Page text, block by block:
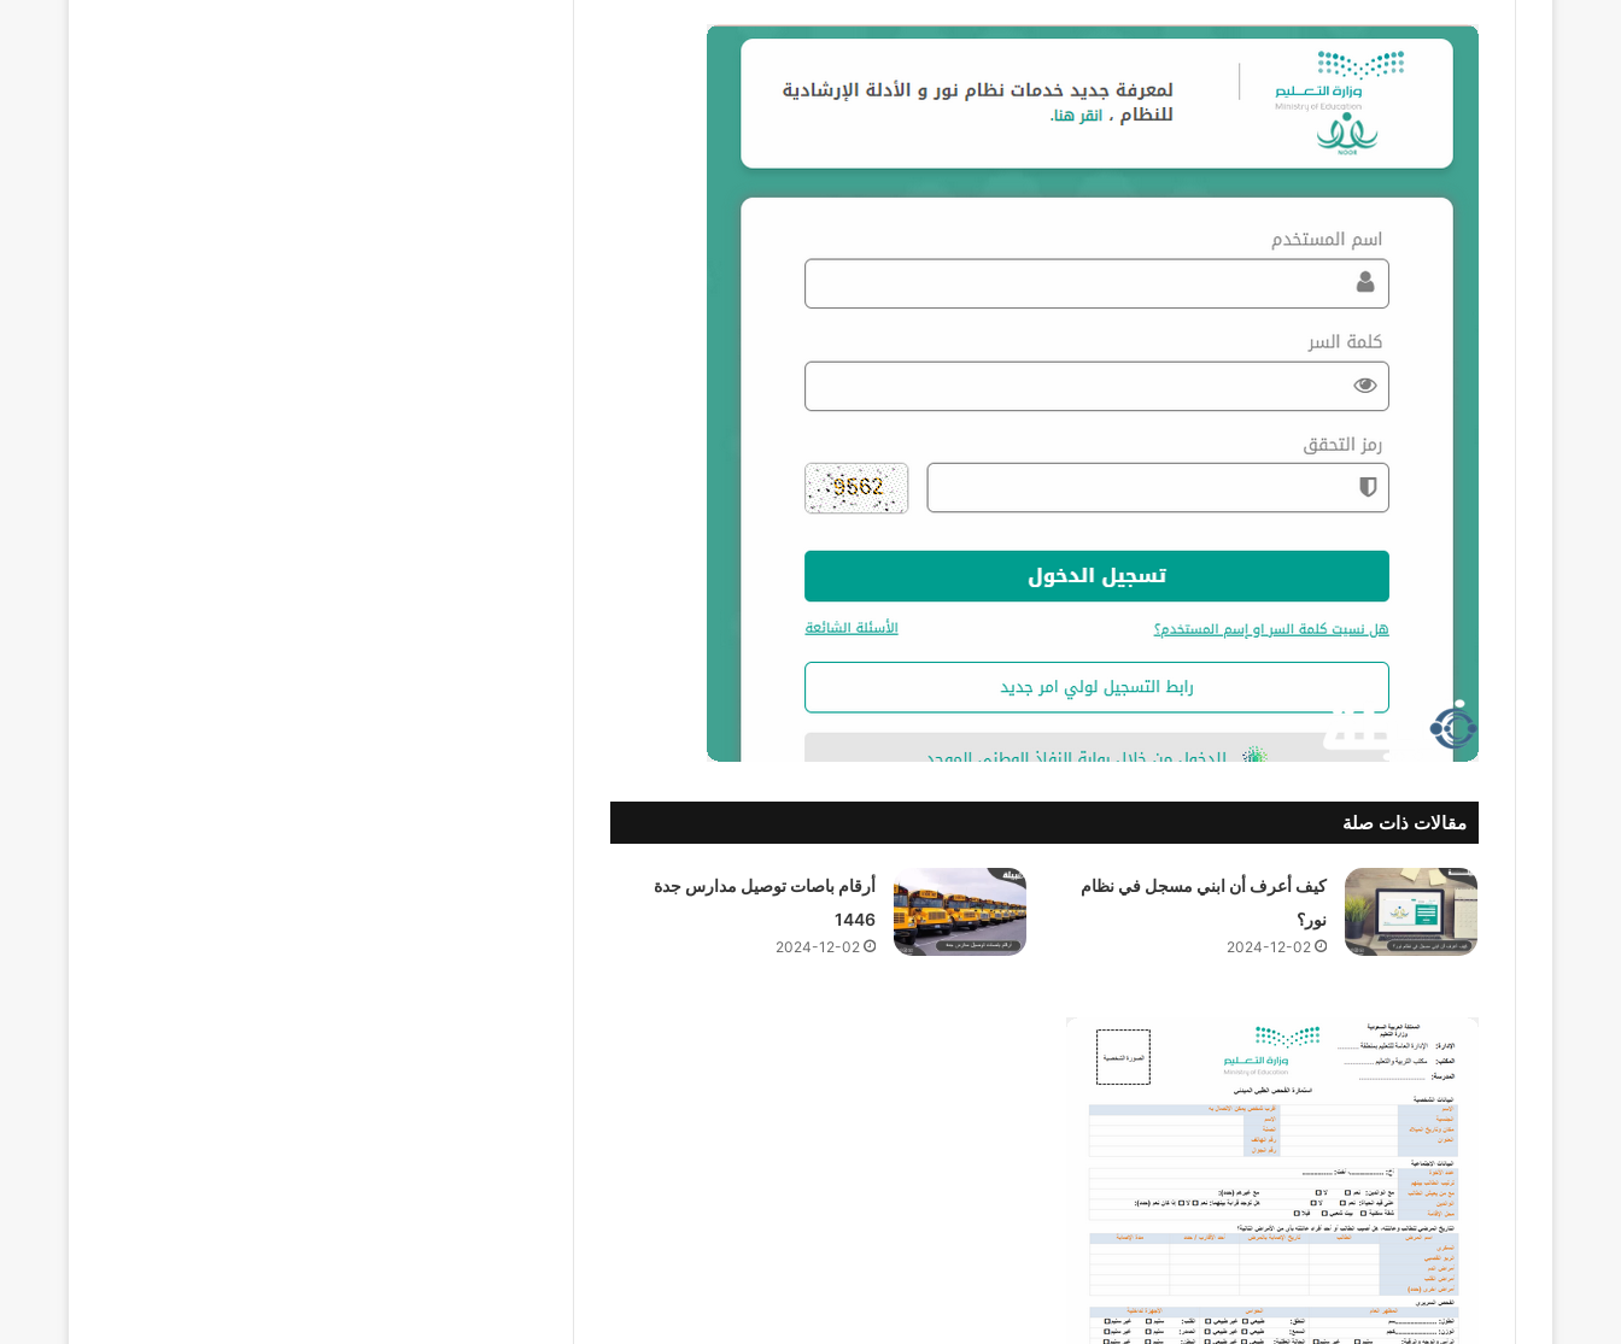
مقالات ذات صلة
كيف أعرف أن ابني مسجل في نظام
نور؟
2024-12-02
أرقام باصات توصيل مدارس جدة
1446
2024-12-02